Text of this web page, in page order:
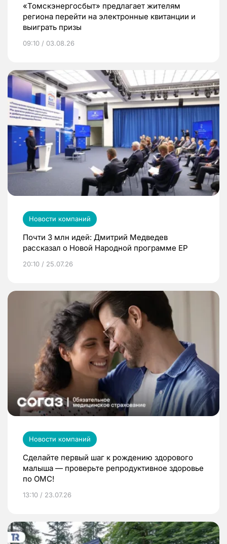
«Томскэнергосбыт» предлагает жителям
региона перейти на электронные квитанции и
выиграть призы
09:10 / 03.08.26
Новости компаний
Почти 3 млн идей: Дмитрий Медведев
рассказал о Новой Народной программе ЕР
20:10 / 25.07.26
Новости компаний
Сделайте первый шаг к рождению здорового
малыша — проверьте репродуктивное здоровье
по ОМС!
13:10 / 23.07.26